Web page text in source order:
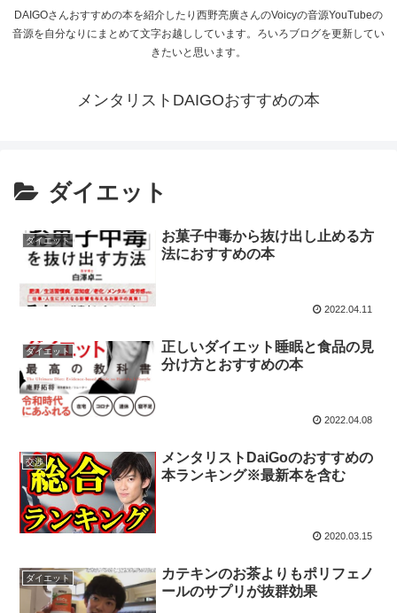
DAIGOさんおすすめの本を紹介したり西野亮廣さんのVoicyの音源YouTubeの
音源を自分なりにまとめて文字お越ししています。ろいろブログを更新してい
きたいと思います。
メンタリストDAIGOおすすめの本
ダイエット
ダイエット
お菓子中毒から抜け出し止める方
法におすすめの本
2022.04.11
ダイエット
正しいダイエット睡眠と食品の見
分け方とおすすめの本
2022.04.08
交渉
メンタリストDaiGoのおすすめの
本ランキング※最新本を含む
2020.03.15
ダイエット
カテキンのお茶よりもポリフェノ
ールのサプリが抜群効果